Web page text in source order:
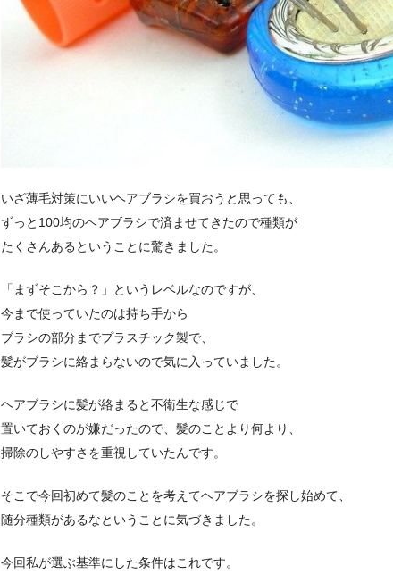
いざ薄毛対策にいいヘアブラシを買おうと思っても、
ずっと100均のヘアブラシで済ませてきたので種類が
たくさんあるということに驚きました。
「まずそこから？」というレベルなのですが、
今まで使っていたのは持ち手から
ブラシの部分までプラスチック製で、
髪がブラシに絡まらないので気に入っていました。
ヘアブラシに髪が絡まると不衛生な感じで
置いておくのが嫌だったので、髪のことより何より、
掃除のしやすさを重視していたんです。
そこで今回初めて髪のことを考えてヘアブラシを探し始めて、
随分種類があるなということに気づきました。
今回私が選ぶ基準にした条件はこれです。